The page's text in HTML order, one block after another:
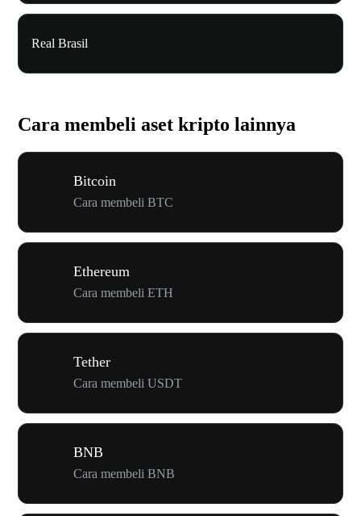
Real Brasil
Cara membeli aset kripto lainnya
Bitcoin
Cara membeli BTC
Ethereum
Cara membeli ETH
Tether
Cara membeli USDT
BNB
Cara membeli BNB